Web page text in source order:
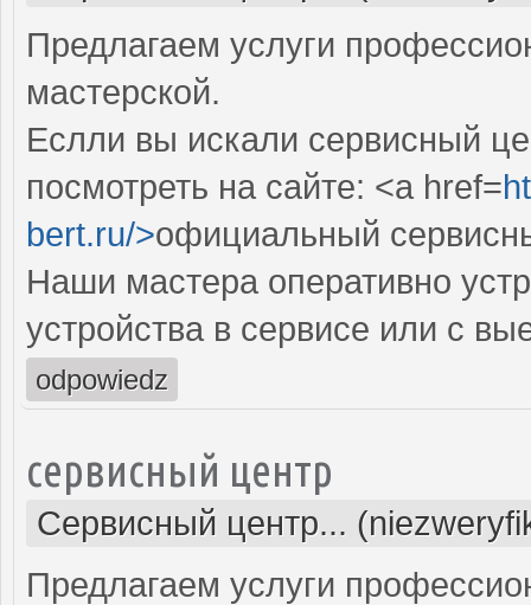
Предлагаем услуги
мастерской.
Еслли вы искали сервисный
посмотреть на сайте: <a href=
bert.ru/>официальный
Наши мастера оперативно
устройства в сервисе или с
odpowiedz
сервисный центр
Сервисный центр...
Предлагаем услуги